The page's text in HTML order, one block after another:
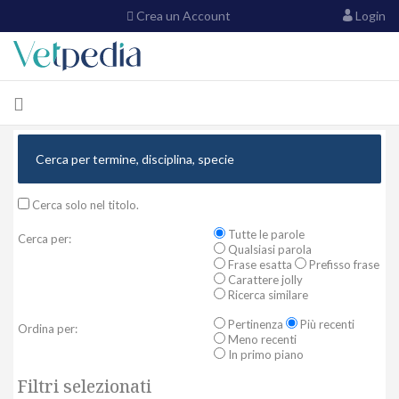
Crea un Account Login
Cerca solo nel titolo.
Cerca per:
Tutte le parole
Qualsiasi parola
Frase esatta
Prefisso frase
Carattere jolly
Ricerca similare
Ordina per: Pertinenza
Più recenti
Meno recenti
In primo piano
Filtri selezionati